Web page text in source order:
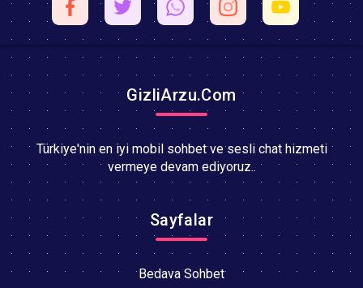
GizliArzu.Com
Türkiye'nin en iyi mobil sohbet ve sesli chat hizmeti
vermeye devam ediyoruz..
Sayfalar
Bedava Sohbet